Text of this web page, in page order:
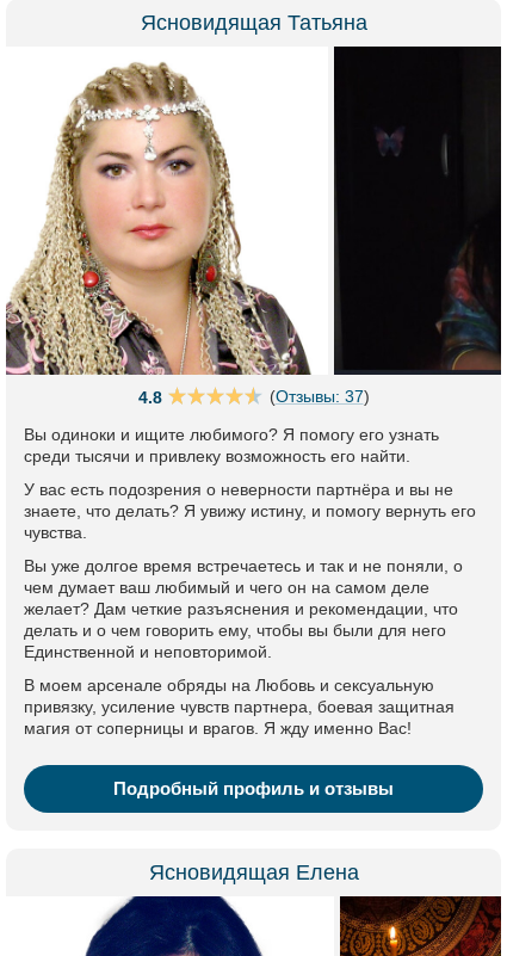
Ясновидящая Татьяна
4.8 (Отзывы: 37)
Вы одиноки и ищите любимого? Я помогу его узнать
среди тысячи и привлеку возможность его найти.
У вас есть подозрения о неверности партнёра и вы не
знаете, что делать? Я увижу истину, и помогу вернуть его
чувства.
Вы уже долгое время встречаетесь и так и не поняли, о
чем думает ваш любимый и чего он на самом деле
желает? Дам четкие разъяснения и рекомендации, что
делать и о чем говорить ему, чтобы вы были для него
Единственной и неповторимой.
В моем арсенале обряды на Любовь и сексуальную
привязку, усиление чувств партнера, боевая защитная
магия от соперницы и врагов. Я жду именно Вас!
Подробный профиль и отзывы
Ясновидящая Елена